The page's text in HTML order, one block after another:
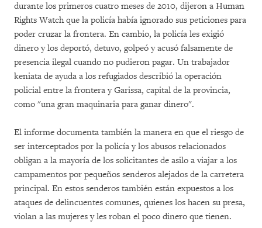
durante los primeros cuatro meses de 2010, dijeron a Human
Rights Watch que la policía había ignorado sus peticiones para
poder cruzar la frontera. En cambio, la policía les exigió
dinero y los deportó, detuvo, golpeó y acusó falsamente de
presencia ilegal cuando no pudieron pagar. Un trabajador
keniata de ayuda a los refugiados describió la operación
policial entre la frontera y Garissa, capital de la provincia,
como "una gran maquinaria para ganar dinero".
El informe documenta también la manera en que el riesgo de
ser interceptados por la policía y los abusos relacionados
obligan a la mayoría de los solicitantes de asilo a viajar a los
campamentos por pequeños senderos alejados de la carretera
principal. En estos senderos también están expuestos a los
ataques de delincuentes comunes, quienes los hacen su presa,
violan a las mujeres y les roban el poco dinero que tienen.